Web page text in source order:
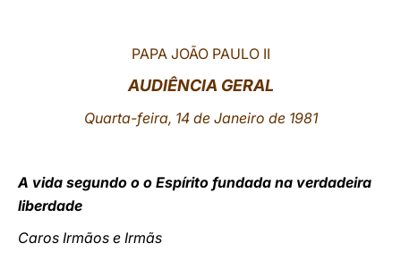
PAPA JOÃO PAULO II
AUDIÊNCIA GERAL
Quarta-feira, 14 de Janeiro de 1981
A vida segundo o o Espírito fundada na verdadeira
liberdade
Caros Irmãos e Irmãs